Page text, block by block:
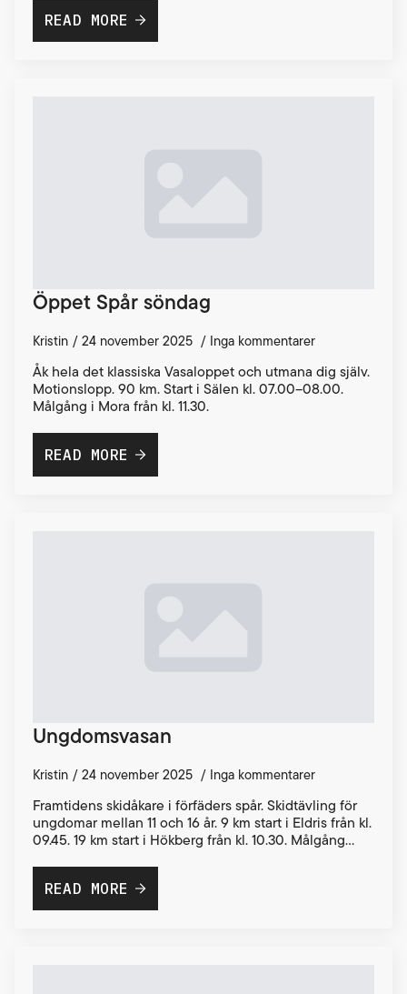
READ MORE
Öppet Spår söndag
Kristin 24 november 2025 Inga kommentarer
Åk hela det klassiska Vasaloppet och utmana dig själv.
Motionslopp. 90 km. Start i Sälen kl. 07.00–08.00.
Målgång i Mora från kl. 11.30.
READ MORE
Ungdomsvasan
Kristin 24 november 2025 Inga kommentarer
Framtidens skidåkare i förfäders spår. Skidtävling för
ungdomar mellan 11 och 16 år. 9 km start i Eldris från kl.
09.45. 19 km start i Hökberg från kl. 10.30. Målgång…
READ MORE